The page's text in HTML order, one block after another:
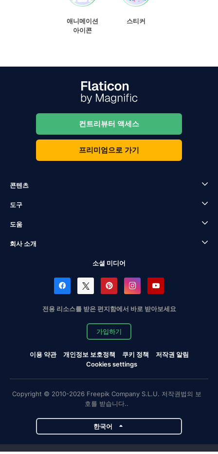
애니메이션
아이콘
스티커
컨트리뷰터 액세스
프리미엄으로 가기
콘텐츠
도구
도움
회사 소개
소셜 미디어
전용 리소스를 받은 편지함에서 바로 받아보세요
가입하기
이용 약관 개인정보 보호정책 쿠키 정책
저작권 알림
Cookies settings
Copyright © 2010-2026 Freepik Company S.L.U. 저작권법의 보
호를 받습니다..
한국어